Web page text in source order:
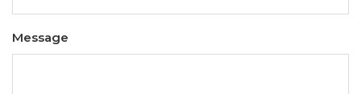
Message